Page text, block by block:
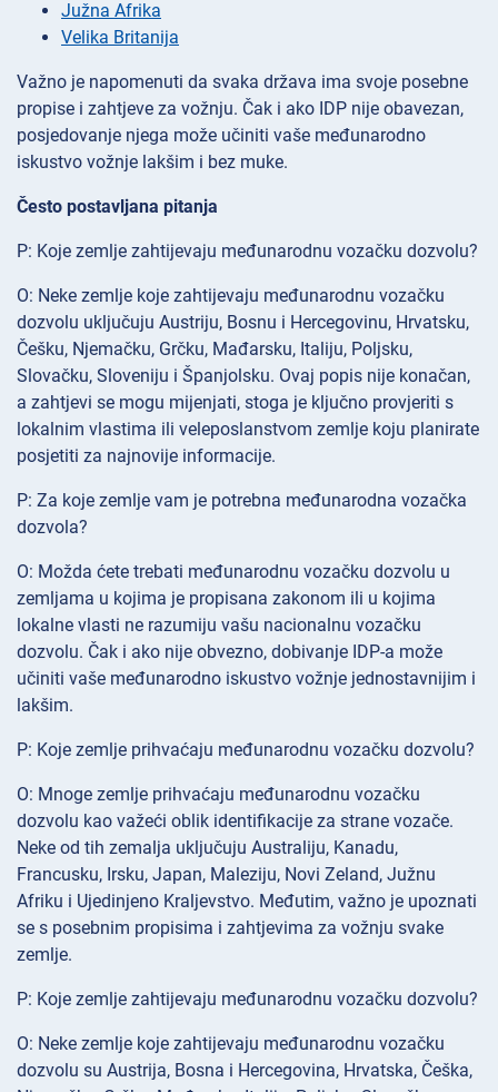
Južna Afrika
Velika Britanija
Važno je napomenuti da svaka država ima svoje posebne
propise i zahtjeve za vožnju. Čak i ako IDP nije obavezan,
posjedovanje njega može učiniti vaše međunarodno
iskustvo vožnje lakšim i bez muke.
Često postavljana pitanja
P: Koje zemlje zahtijevaju međunarodnu vozačku dozvolu?
O: Neke zemlje koje zahtijevaju međunarodnu vozačku
dozvolu uključuju Austriju, Bosnu i Hercegovinu, Hrvatsku,
Češku, Njemačku, Grčku, Mađarsku, Italiju, Poljsku,
Slovačku, Sloveniju i Španjolsku. Ovaj popis nije konačan,
a zahtjevi se mogu mijenjati, stoga je ključno provjeriti s
lokalnim vlastima ili veleposlanstvom zemlje koju planirate
posjetiti za najnovije informacije.
P: Za koje zemlje vam je potrebna međunarodna vozačka
dozvola?
O: Možda ćete trebati međunarodnu vozačku dozvolu u
zemljama u kojima je propisana zakonom ili u kojima
lokalne vlasti ne razumiju vašu nacionalnu vozačku
dozvolu. Čak i ako nije obvezno, dobivanje IDP-a može
učiniti vaše međunarodno iskustvo vožnje jednostavnijim i
lakšim.
P: Koje zemlje prihvaćaju međunarodnu vozačku dozvolu?
O: Mnoge zemlje prihvaćaju međunarodnu vozačku
dozvolu kao važeći oblik identifikacije za strane vozače.
Neke od tih zemalja uključuju Australiju, Kanadu,
Francusku, Irsku, Japan, Maleziju, Novi Zeland, Južnu
Afriku i Ujedinjeno Kraljevstvo. Međutim, važno je upoznati
se s posebnim propisima i zahtjevima za vožnju svake
zemlje.
P: Koje zemlje zahtijevaju međunarodnu vozačku dozvolu?
O: Neke zemlje koje zahtijevaju međunarodnu vozačku
dozvolu su Austrija, Bosna i Hercegovina, Hrvatska, Češka,